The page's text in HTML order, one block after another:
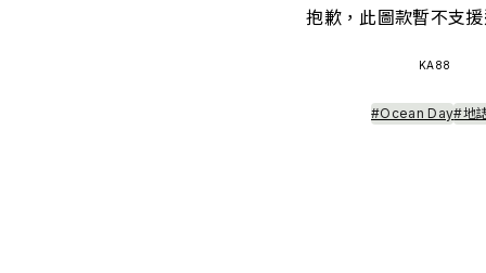
抱歉，此圖款暫不支
KA88
#Ocean Day#地